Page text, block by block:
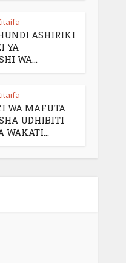
ASHIRIKI
YA
WA...
WA MAFUTA
UDHIBITI
WAKATI...